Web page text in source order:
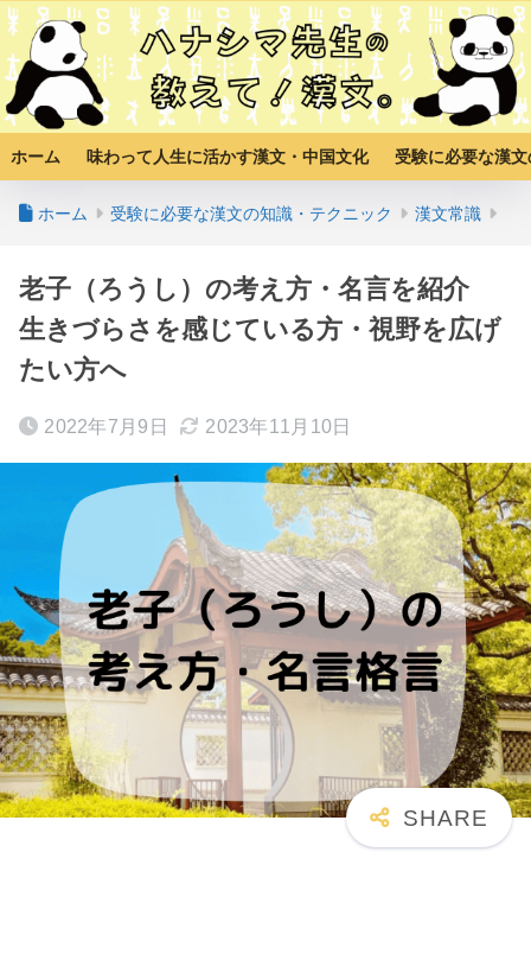
ホーム 味わって人生に活かす漢文・中国文化 受験に必要な漢
ホーム 受験に必要な漢文の知識・テクニック 漢文常識
老子（ろうし）の考え方・名言を紹介
生きづらさを感じている方・視野を広げ
たい方へ
2022年7月9日 2023年11月10日